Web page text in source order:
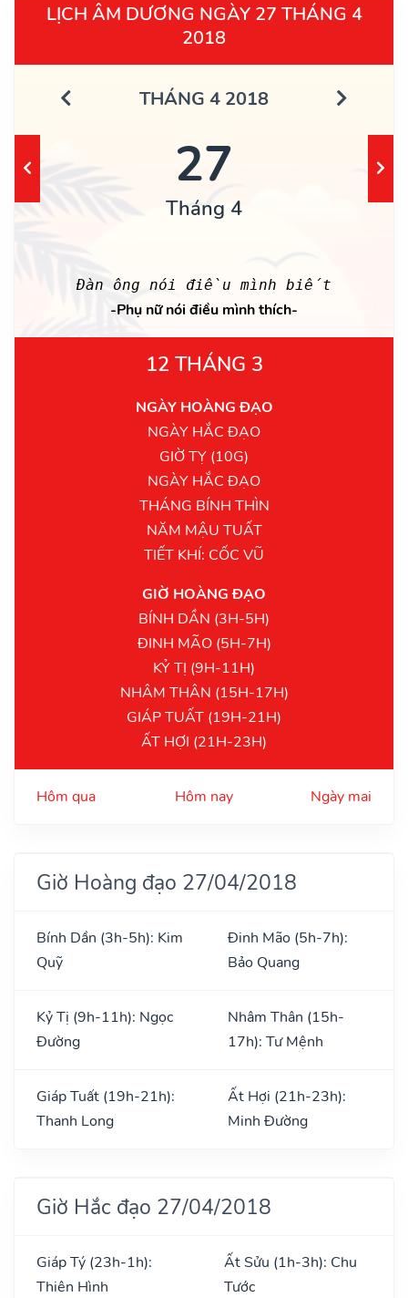
LỊCH ÂM DƯƠNG NGÀY 27 THÁNG 4
2018
THÁNG 4 2018
27
Tháng 4
Đàn ông nói điều mình biết
-Phụ nữ nói điều mình thích-
12 THÁNG 3
NGÀY HOÀNG ĐẠO
NGÀY HẮC ĐẠO
GIỜ TỴ (10G)
NGÀY HẮC ĐẠO
THÁNG BÍNH THÌN
NĂM MẬU TUẤT
TIẾT KHÍ: CỐC VŨ
GIỜ HOÀNG ĐẠO
BÍNH DẦN (3H-5H)
ĐINH MÃO (5H-7H)
KỶ TỊ (9H-11H)
NHÂM THÂN (15H-17H)
GIÁP TUẤT (19H-21H)
ẤT HỢI (21H-23H)
Hôm qua Hôm nay Ngày mai
Giờ Hoàng đạo 27/04/2018
Bính Dần (3h-5h): Kim
Quỹ
Đinh Mão (5h-7h):
Bảo Quang
Kỷ Tị (9h-11h): Ngọc
Đường
Nhâm Thân (15h-
17h): Tư Mệnh
Giáp Tuất (19h-21h):
Thanh Long
Ất Hợi (21h-23h):
Minh Đường
Giờ Hắc đạo 27/04/2018
Giáp Tý (23h-1h):
Thiên Hình
Ất Sửu (1h-3h): Chu
Tước